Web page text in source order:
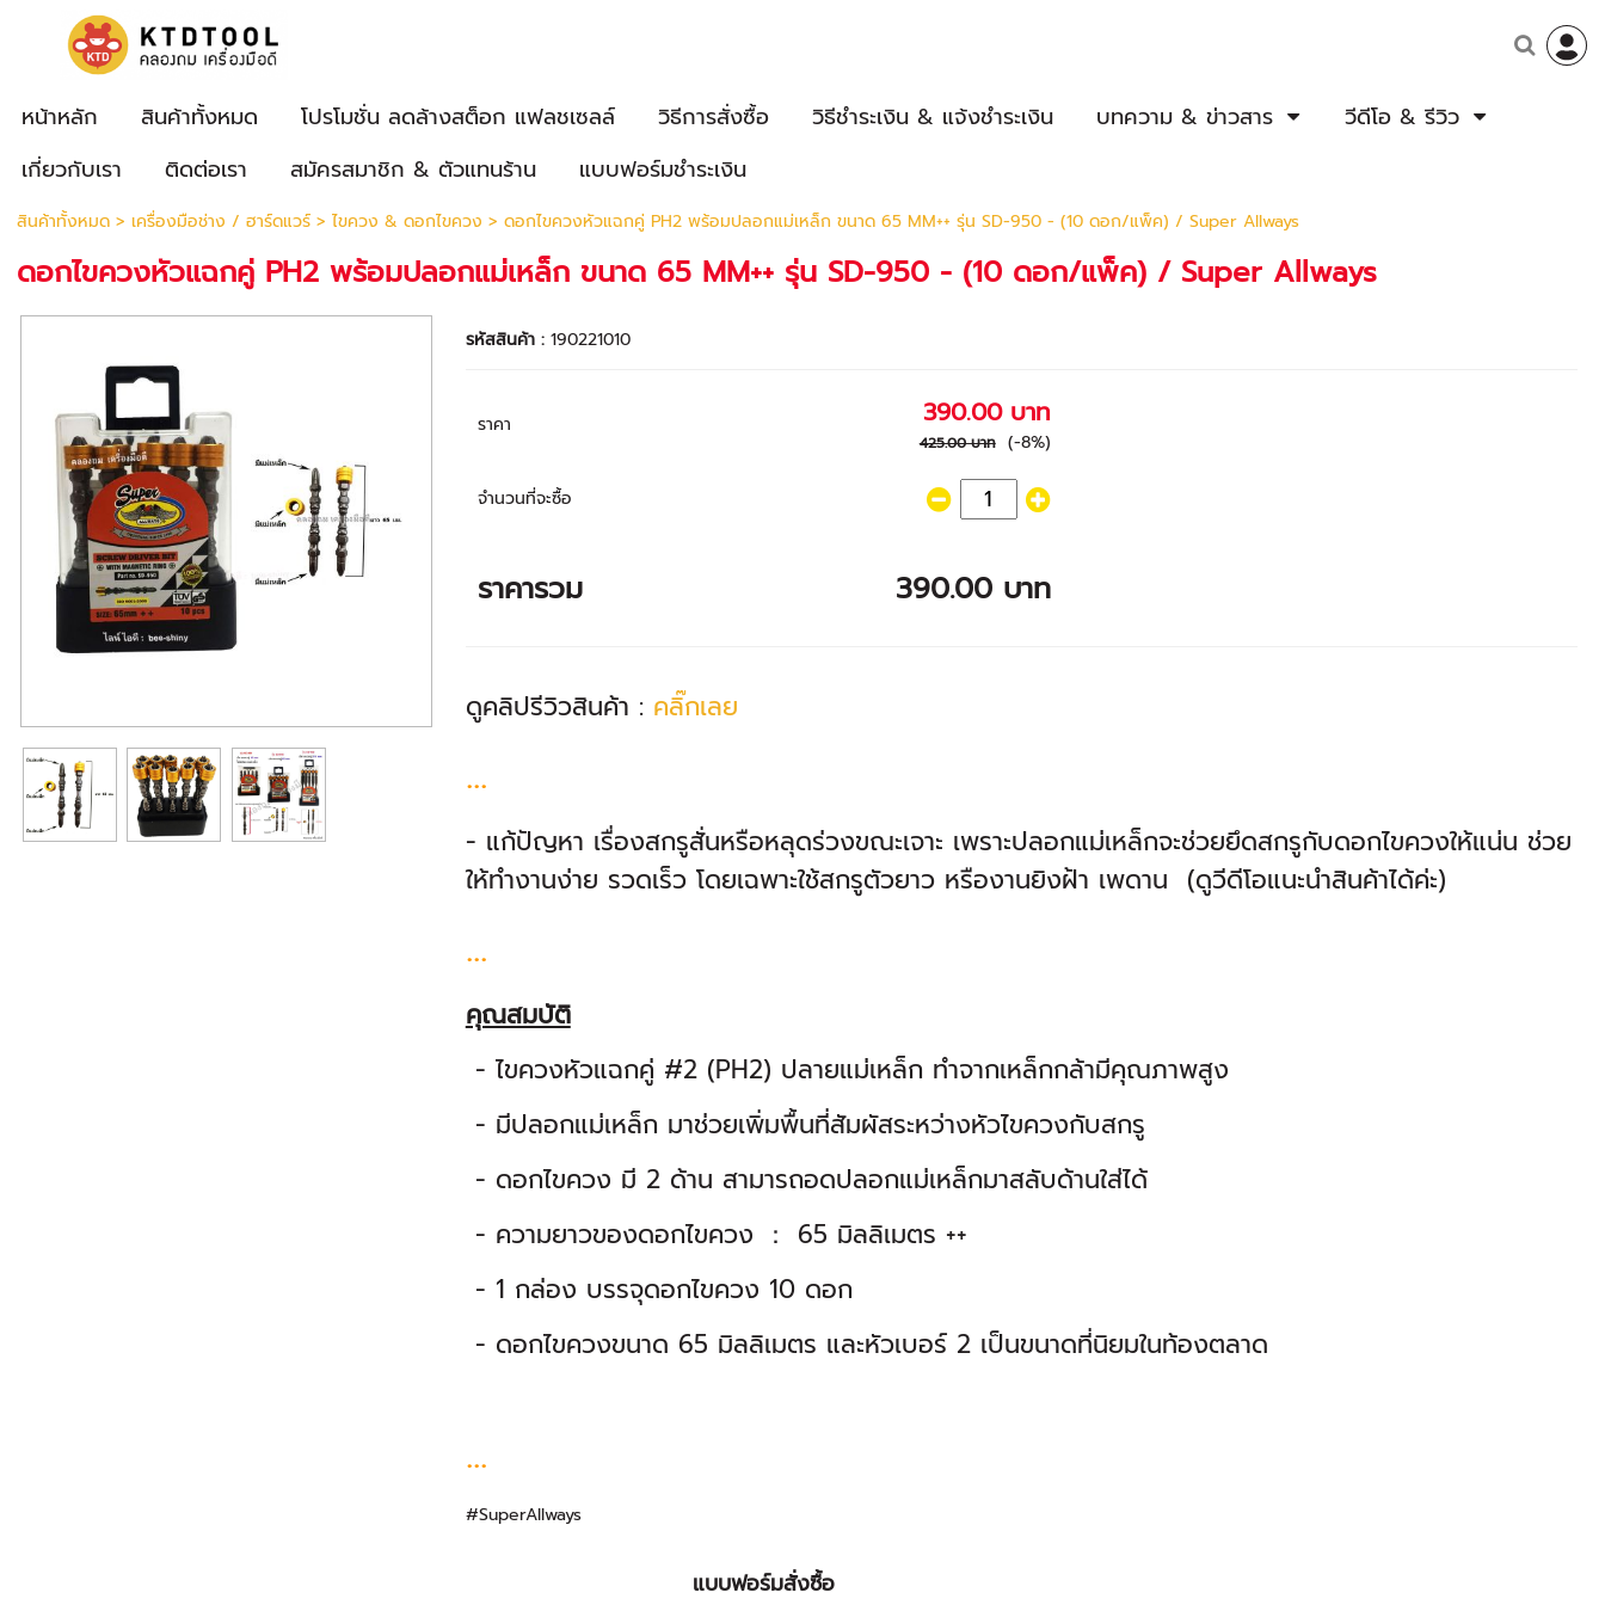
หน้าหลัก สินค้าทั้งหมด โปรโมชั่น ลดล้างสต็อก แฟลชเซลล์ วิธีการสั่งซื้อ วิธีชำระเงิน & แจ้งชำระเงิน บทความ & ข่าวสาร
วีดีโอ & รีวิว
เกี่ยวกับเรา
ติดต่อเรา สมัครสมาชิก & ตัวแทนร้าน แบบฟอร์มชำระเงิน
สินค้าทั้งหมด> เครื่องมือช่าง / ฮาร์ดแวร์> ไขควง & ดอกไขควง > ดอกไขควงหัวแฉกคู่ PH2 พร้อมปลอกแม่เหล็ก ขนาด 65 MM++ รุ่น SD-950 - (10 ดอก/แพ็ค) / Super Allways
ดอกไขควงหัวแฉกคู่ PH2 พร้อมปลอกแม่เหล็ก ขนาด 65 MM++ รุ่น SD-950 - (10 ดอก/แพ็ค) / Super Allways
รหัสสินค้า : 190221010
ราคา 390.00 บาท
425.00 บาท (-8%)
จำนวนที่จะซื้อ
ราคารวม 390.00 บาท
ดูคลิปรีวิวสินค้า : คลิ๊กเลย
...
- แก้ปัญหา เรื่องสกรูสั่นหรือหลุดร่วงขณะเจาะ เพราะปลอกแม่เหล็กจะช่วยยึดสกรูกับดอกไขควงให้แน่น ช่วย
ให้ทำงานง่าย รวดเร็ว โดยเฉพาะใช้สกรูตัวยาว หรืองานยิงฝ้า เพดาน (ดูวีดีโอแนะนำสินค้าได้ค่ะ)
...
คุณสมบัติ
- ไขควงหัวแฉกคู่ #2 (PH2) ปลายแม่เหล็ก ทำจากเหล็กกล้ามีคุณภาพสูง
- มีปลอกแม่เหล็ก มาช่วยเพิ่มพื้นที่สัมผัสระหว่างหัวไขควงกับสกรู
- ดอกไขควง มี 2 ด้าน สามารถอดปลอกแม่เหล็กมาสลับด้านใส่ได้
- ความยาวของดอกไขควง ： 65 มิลลิเมตร ++
- 1 กล่อง บรรจุดอกไขควง 10 ดอก
- ดอกไขควงขนาด 65 มิลลิเมตร และหัวเบอร์ 2 เป็นขนาดที่นิยมในท้องตลาด
...
#SuperAllways
แบบฟอร์มสั่งซื้อ